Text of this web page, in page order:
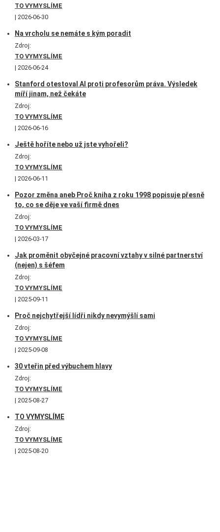
TO VYMYSLÍME
2026-06-30
Na vrcholu se nemáte s kým poradit
Zdroj:
TO VYMYSLÍME
2026-06-24
Stanford otestoval AI proti profesorům práva. Výsledek
míří jinam, než čekáte
Zdroj:
TO VYMYSLÍME
2026-06-16
Ještě hoříte nebo už jste vyhořeli?
Zdroj:
TO VYMYSLÍME
2026-06-11
Pozor změna aneb Proč kniha z roku 1998 popisuje přesně
to, co se děje ve vaší firmě dnes
Zdroj:
TO VYMYSLÍME
2026-03-17
Jak proměnit obyčejné pracovní vztahy v silné partnerství
(nejen) s šéfem
Zdroj:
TO VYMYSLÍME
2025-09-11
Proč nejchytřejší lídři nikdy nevymýšlí sami
Zdroj:
TO VYMYSLÍME
2025-09-08
30 vteřin před výbuchem hlavy
Zdroj:
TO VYMYSLÍME
2025-08-27
TO VYMYSLÍME
Zdroj:
TO VYMYSLÍME
2025-08-20